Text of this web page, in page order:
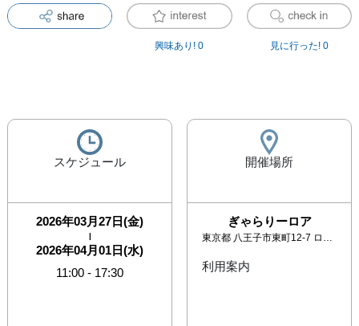
興味あり! 0 見に行った! 0
スケジュール
2026年03月27日(金)
|
2026年04月01日(水)
11:00 - 17:30
開催場所
ぎゃらりーロア
東京都 八王子市東町12-7 ロアビル2F
利用案内